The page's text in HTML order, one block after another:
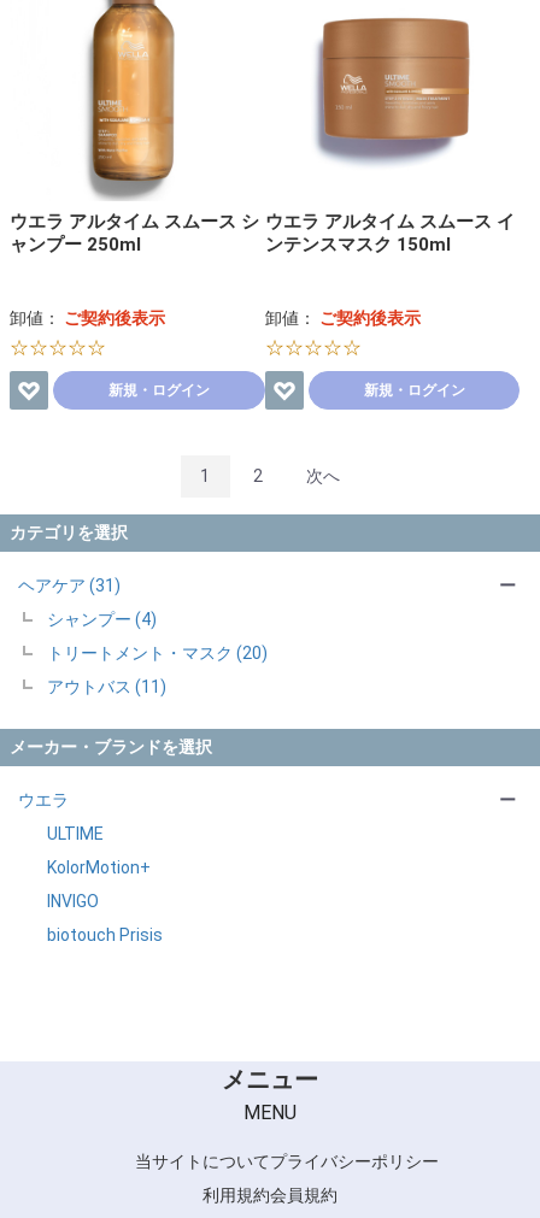
カテゴリを選択
ヘアケア (31)
シャンプー (4)
トリートメント・マスク (20)
アウトバス (11)
ー
メーカー・ブランドを選択
ウエラ
ULTIME
KolorMotion+
INVIGO
biotouch Prisis
ー
ウエラ アルタイム スムース シ
ャンプー 250ml
卸値： ご契約後表示
☆☆☆☆☆
新規・ログイン
ウエラ アルタイム スムース イ
ンテンスマスク 150ml
卸値： ご契約後表示
☆☆☆☆☆
新規・ログイン
1 2 次へ
メニュー
MENU
当サイトについてプライバシーポリシー
利用規約会員規約